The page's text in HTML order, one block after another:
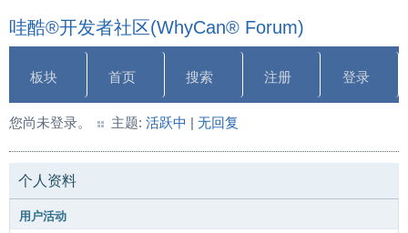
哇酷®开发者社区(WhyCan® Forum)
板块 首页 搜索 注册 登录
您尚未登录。 主题: 活跃中 | 无回复
个人资料
用户活动